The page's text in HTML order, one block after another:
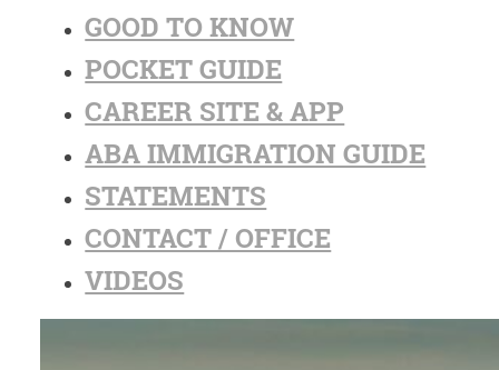
GOOD TO KNOW
POCKET GUIDE
CAREER SITE & APP
ABA IMMIGRATION GUIDE
STATEMENTS
CONTACT / OFFICE
VIDEOS